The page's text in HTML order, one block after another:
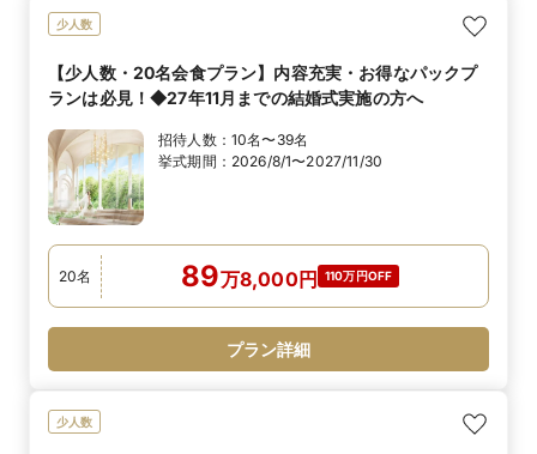
少人数
【少人数・20名会食プラン】内容充実・お得なパックプ
ランは必見！◆27年11月までの結婚式実施の方へ
招待人数： 10名〜39名
挙式期間： 2026/8/1〜2027/11/30
20名 89万8,000円 110万円OFF
プラン詳細
少人数